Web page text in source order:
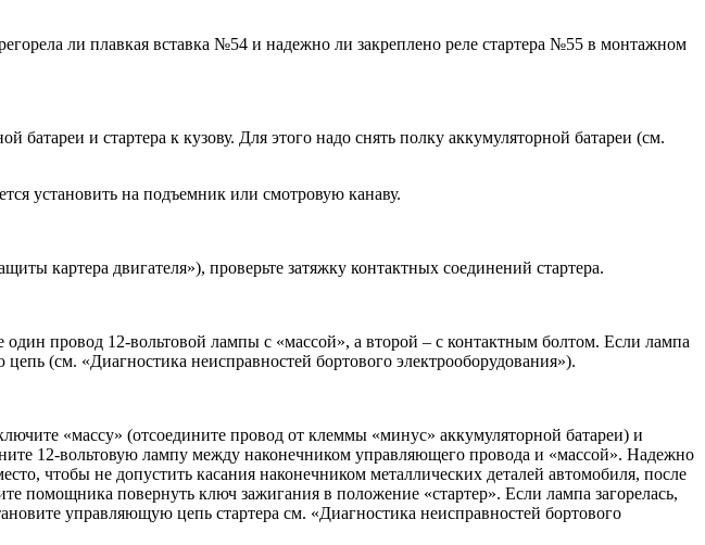
ли плавкая вставка №54 и надежно ли закреплено реле стартера №55 в монтажном
и стартера к кузову. Для этого надо снять полку аккумуляторной батареи (см.
установить на подъемник или смотровую канаву.
картера двигателя»), проверьте затяжку контактных соединений стартера.
один провод 12-вольтовой лампы с «массой», а второй – с контактным болтом. Если лампа
(см. «Диагностика неисправностей бортового электрооборудования»).
«массу» (отсоедините провод от клеммы «минус» аккумуляторной батареи) и
12-вольтовую лампу между наконечником управляющего провода и «массой». Надежно
чтобы не допустить касания наконечником металлических деталей автомобиля, после
помощника повернуть ключ зажигания в положение «стартер». Если лампа загорелась,
управляющую цепь стартера см. «Диагностика неисправностей бортового